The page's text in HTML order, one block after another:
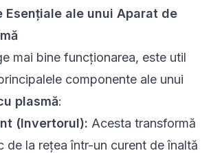
Esențiale ale unui Aparat de
mai bine funcționarea, este util
componente ale unui
plasmă:
(Invertorul): Acesta transformă
de la rețea într-un curent de înaltă